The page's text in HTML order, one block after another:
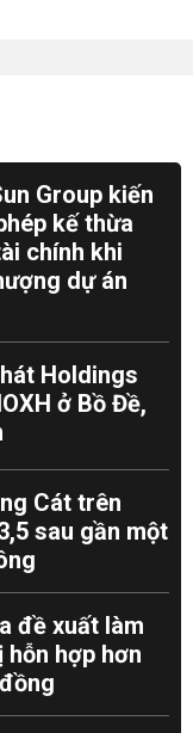
Group kiến
kế thừa
chính khi
dự án
Holdings
ở Bồ Đề,
Cát trên
sau gần một
đề xuất làm
hợp hơn